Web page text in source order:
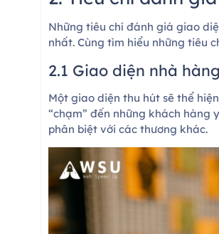
Những tiêu chí đánh giá giao
nhất. Cùng tìm hiểu những tiêu
2.1 Giao diện nhà
Một giao diện thu hút sẽ thể
“chạm” đến những khách hàng
phân biệt với các thương khác.